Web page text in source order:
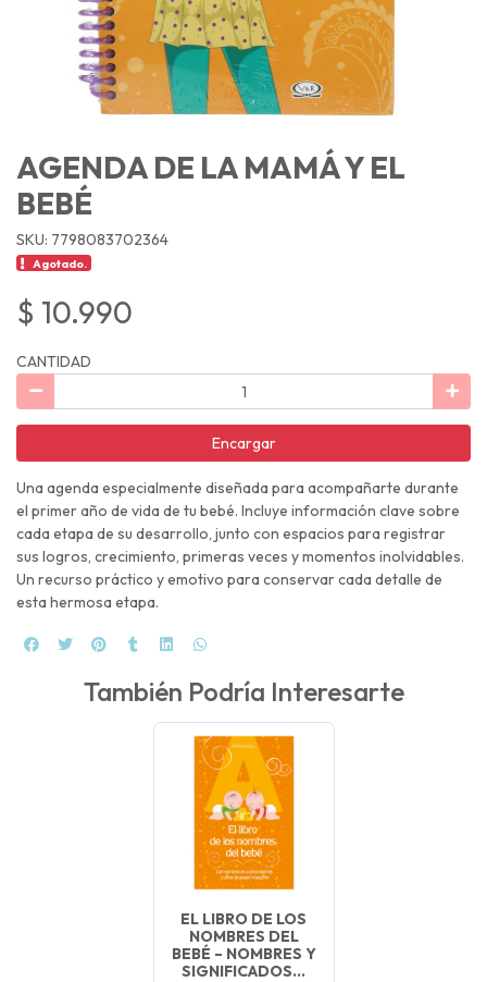
AGENDA DE LA MAMÁ Y EL
BEBÉ
SKU: 7798083702364
Agotado.
$ 10.990
CANTIDAD
Encargar
Una agenda especialmente diseñada para acompañarte durante
el primer año de vida de tu bebé. Incluye información clave sobre
cada etapa de su desarrollo, junto con espacios para registrar
sus logros, crecimiento, primeras veces y momentos inolvidables.
Un recurso práctico y emotivo para conservar cada detalle de
esta hermosa etapa.
También Podría Interesarte
EL LIBRO DE LOS
NOMBRES DEL
BEBÉ – NOMBRES Y
SIGNIFICADOS...